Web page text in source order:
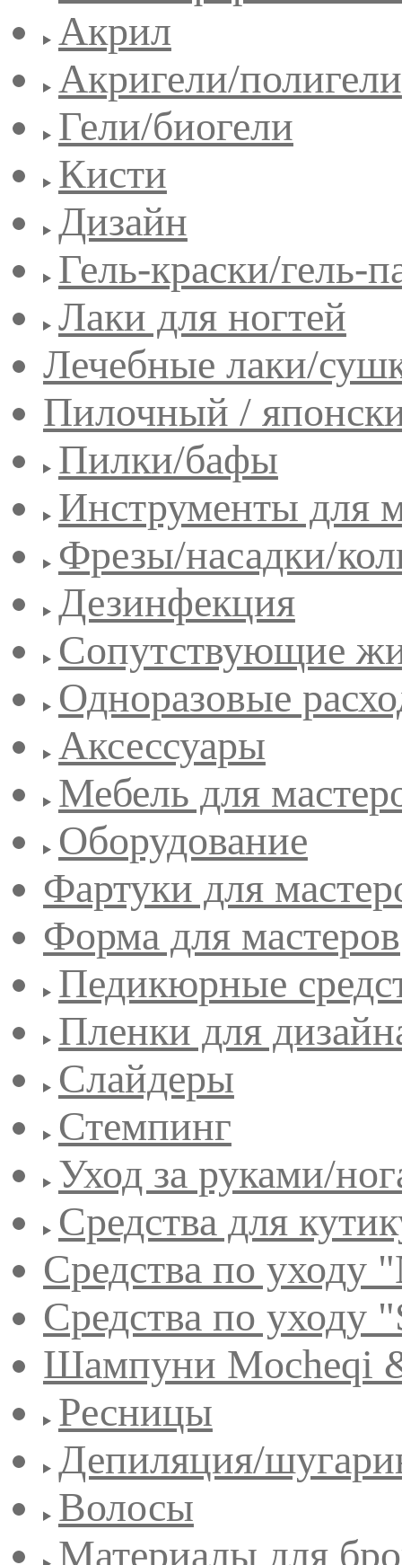
Акрил
Акригели/полигели
Гели/биогели
Кисти
Дизайн
Гель-краски/гель-
Лаки для ногтей
Лечебные лаки/
Пилочный /
Пилки/бафы
Инструменты для
Фрезы/насадки/
Дезинфекция
Сопутствующие
Одноразовые
Аксессуары
Мебель для
Оборудование
Фартуки для
Форма для мастеров
Педикюрные
Пленки для
Слайдеры
Стемпинг
Уход за руками/
Средства для
Средства по уходу
Средства по уходу
Шампуни Mocheqi
Ресницы
Депиляция/
Волосы
Материалы для